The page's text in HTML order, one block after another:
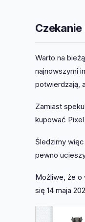
Warto na
najnowszymi
potwierdzają,
Zamiast
kupować
Śledzimy
pewno
Możliwe, że o
się 14 maja